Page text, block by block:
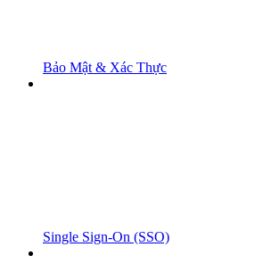
Bảo Mật & Xác Thực
Single Sign-On (SSO)